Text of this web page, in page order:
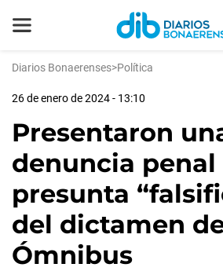
Diarios Bonaerenses>Política
26 de enero de 2024 - 13:10
Presentaron
denuncia penal
presunta
del dictamen
Ómnibus